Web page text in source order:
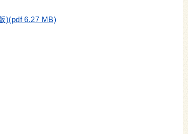
)(pdf 6.27 MB)